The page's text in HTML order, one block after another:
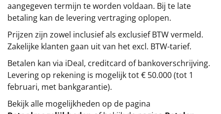
aangegeven termijn te worden voldaan. Bij te late
betaling kan de levering vertraging oplopen.
Prijzen zijn zowel inclusief als exclusief BTW vermeld.
Zakelijke klanten gaan uit van het excl. BTW-tarief.
Betalen kan via iDeal, creditcard of bankoverschrijving.
Levering op rekening is mogelijk tot € 50.000 (tot 1
februari, met bankgarantie).
Bekijk alle mogelijkheden op de pagina